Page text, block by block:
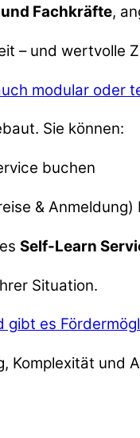
Fachkräfte,
– und wertvolle
modular oder
Sie können:
buchen
&
Self-Learn
Situation.
gibt es
Komplexität und